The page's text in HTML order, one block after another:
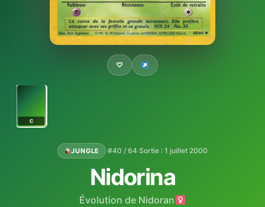
♡
C
JUNGLE ·#40 / 64·Sortie : 1 juillet 2000
Nidorina
Évolution de Nidoran